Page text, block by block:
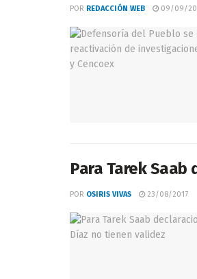
POR REDACCIÓN WEB 09/09/
Para Tarek
POR OSIRIS VIVAS 23/08/2017